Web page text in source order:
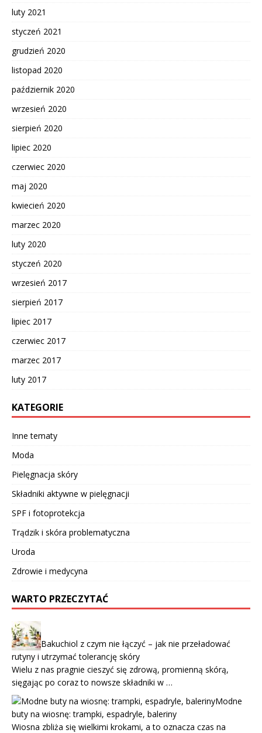
luty 2021
styczeń 2021
grudzień 2020
listopad 2020
październik 2020
wrzesień 2020
sierpień 2020
lipiec 2020
czerwiec 2020
maj 2020
kwiecień 2020
marzec 2020
luty 2020
styczeń 2020
wrzesień 2017
sierpień 2017
lipiec 2017
czerwiec 2017
marzec 2017
luty 2017
KATEGORIE
Inne tematy
Moda
Pielęgnacja skóry
Składniki aktywne w pielęgnacji
SPF i fotoprotekcja
Trądzik i skóra problematyczna
Uroda
Zdrowie i medycyna
WARTO PRZECZYTAĆ
Bakuchiol z czym nie łączyć – jak nie przeładować
rutyny i utrzymać tolerancję skóry
Wielu z nas pragnie cieszyć się zdrową, promienną skórą,
sięgając po coraz to nowsze składniki w …
Modne
buty na wiosnę: trampki, espadryle, baleriny
Wiosna zbliża się wielkimi krokami, a to oznacza czas na